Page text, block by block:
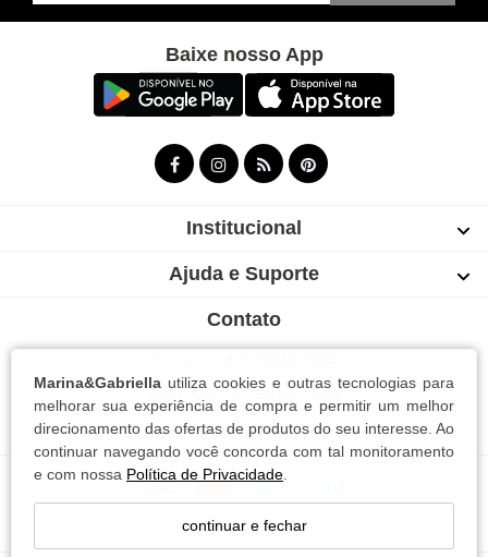
Marina&Gabriella utiliza cookies e outras tecnologias para
melhorar sua experiência de compra e permitir um melhor
direcionamento das ofertas de produtos do seu interesse. Ao
continuar navegando você concorda com tal monitoramento
e com nossa Política de Privacidade
continuar e fechar
Baixe nosso App
Institucional
Ajuda e Suporte
Contato
WhatsApp: (47) 98832-0224
Blumenau | Santa Catarina